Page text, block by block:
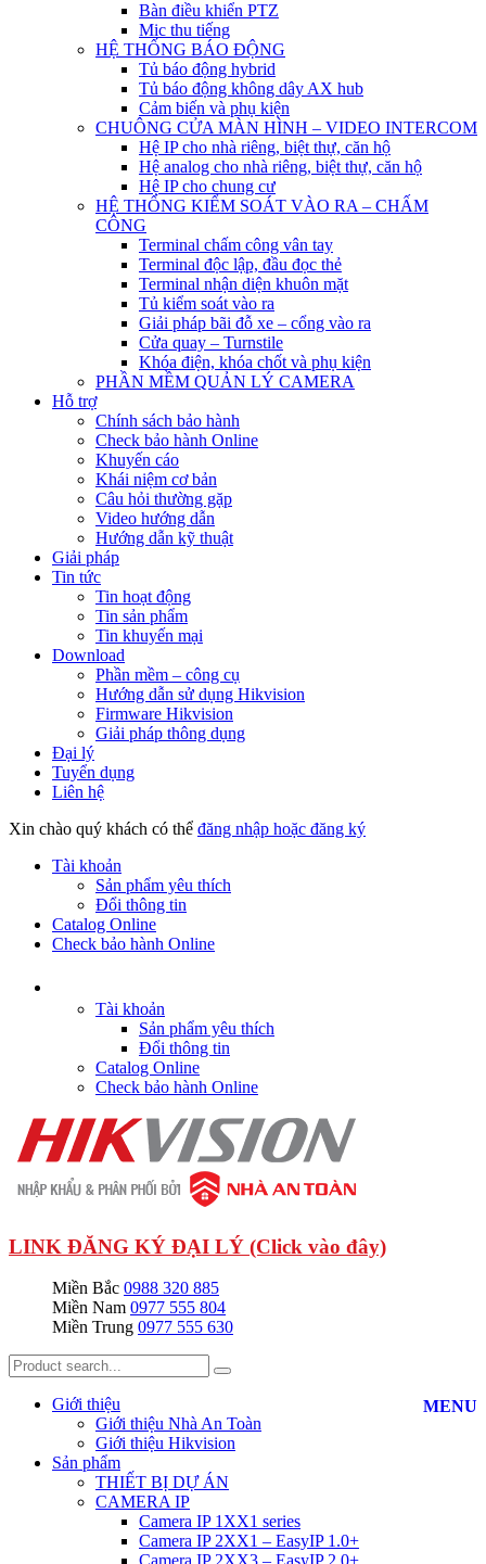
Bàn điều khiển PTZ
Mic thu tiếng
HỆ THỐNG BÁO ĐỘNG
Tủ báo động hybrid
Tủ báo động không dây AX hub
Cảm biến và phụ kiện
CHUÔNG CỬA MÀN HÌNH – VIDEO INTERCOM
Hệ IP cho nhà riêng, biệt thự, căn hộ
Hệ analog cho nhà riêng, biệt thự, căn hộ
Hệ IP cho chung cư
HỆ THỐNG KIỂM SOÁT VÀO RA – CHẤM
CÔNG
Terminal chấm công vân tay
Terminal độc lập, đầu đọc thẻ
Terminal nhận diện khuôn mặt
Tủ kiểm soát vào ra
Giải pháp bãi đỗ xe – cổng vào ra
Cửa quay – Turnstile
Khóa điện, khóa chốt và phụ kiện
PHẦN MỀM QUẢN LÝ CAMERA
Hỗ trợ
Chính sách bảo hành
Check bảo hành Online
Khuyến cáo
Khái niệm cơ bản
Câu hỏi thường gặp
Video hướng dẫn
Hướng dẫn kỹ thuật
Giải pháp
Tin tức
Tin hoạt động
Tin sản phẩm
Tin khuyến mại
Download
Phần mềm – công cụ
Hướng dẫn sử dụng Hikvision
Firmware Hikvision
Giải pháp thông dụng
Đại lý
Tuyển dụng
Liên hệ
Xin chào quý khách có thể đăng nhập hoặc đăng ký
Tài khoản
Sản phẩm yêu thích
Đổi thông tin
Catalog Online
Check bảo hành Online
Tài khoản
Sản phẩm yêu thích
Đổi thông tin
Catalog Online
Check bảo hành Online
LINK ĐĂNG KÝ ĐẠI LÝ (Click vào đây)
Miền Bắc 0988 320 885
Miền Nam 0977 555 804
Miền Trung 0977 555 630
MENU
Giới thiệu
Giới thiệu Nhà An Toàn
Giới thiệu Hikvision
Sản phẩm
THIẾT BỊ DỰ ÁN
CAMERA IP
Camera IP 1XX1 series
Camera IP 2XX1 – EasyIP 1.0+